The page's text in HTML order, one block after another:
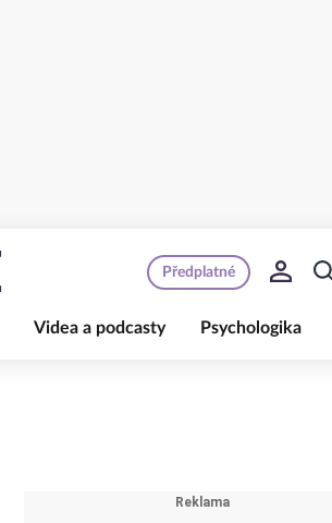
Videa a podcasty Psychologika
Předplatné